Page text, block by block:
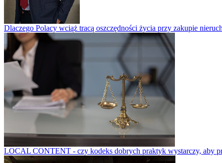
Dlaczego Polacy wciąż tracą oszczędności życia przy zakupie
LOCAL CONTENT - czy kodeks dobrych praktyk wystarczy, aby